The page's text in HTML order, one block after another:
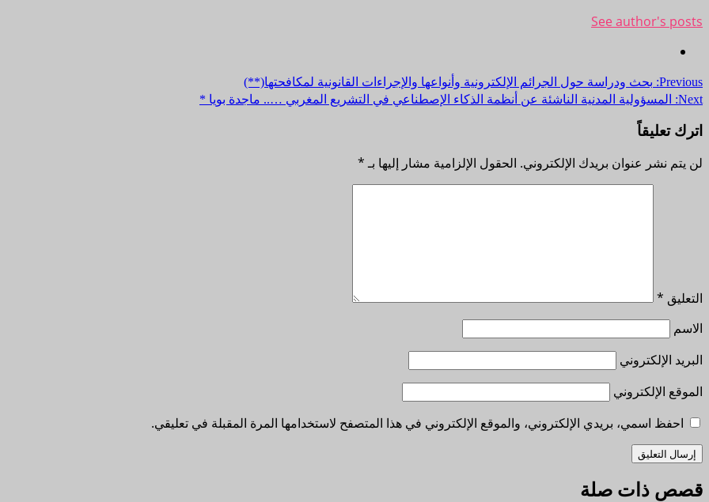
See author's posts
Post
navigation
Previous: بحث ودراسة حول الجرائم الإلكترونية وأنواعها والإجراءات القانونية لمكافحتها(**)
Next:
المسؤولية المدنية الناشئة عن أنظمة الذكاء الإصطناعي في التشريع المغربي ….. ماجدة بويا *
اترك تعليقاً
لن يتم نشر عنوان بريدك الإلكتروني. الحقول الإلزامية مشار إليها بـ*
التعليق *
الاسم
البريد الإلكتروني
الموقع الإلكتروني
احفظ اسمي، بريدي الإلكتروني، والموقع الإلكتروني في هذا المتصفح لاستخدامها المرة المقبلة في تعليقي.
قصص ذات صلة